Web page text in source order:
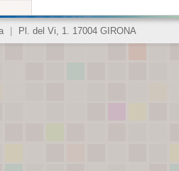
Pl. del Vi, 1. 17004 GIRONA